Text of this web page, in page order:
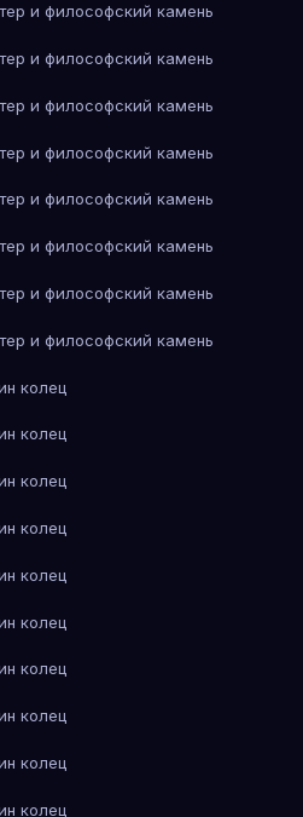
и философский камень
и философский камень
и философский камень
и философский камень
и философский камень
и философский камень
и философский камень
и философский камень
колец
колец
колец
колец
колец
колец
колец
колец
колец
колец